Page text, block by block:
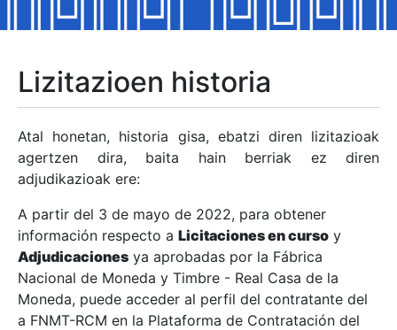
Erakutsi/Ezkutatu
Erakutsi/Ezkutatu
Erakutsi/Ezkutatu
Erakutsi/Ezkutatu
Erakutsi/Ezkutatu
Lizitazioen historia
Atal honetan, historia gisa, ebatzi diren lizitazioak
agertzen dira, baita hain berriak ez diren
adjudikazioak ere:
A partir del 3 de mayo de 2022, para obtener
información respecto a Licitaciones en curso y
Adjudicaciones ya aprobadas por la Fábrica
Nacional de Moneda y Timbre - Real Casa de la
Moneda, puede acceder al perfil del contratante del
a FNMT-RCM en la Plataforma de Contratación del